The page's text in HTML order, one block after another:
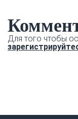
Для того чтобы